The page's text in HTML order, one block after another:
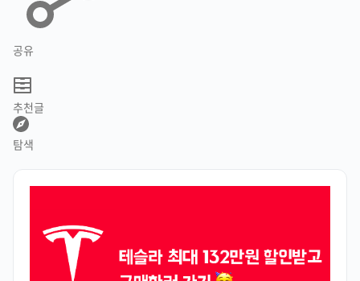
공유
추천글
탐색